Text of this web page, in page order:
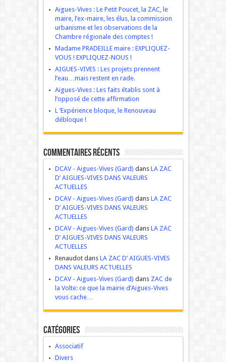
Aigues-Vives : Le Petit Poucet, la ZAC, le
maire, l’ex-maire, les élus, la commission
urbanisme et les observations de la
Chambre régionale des comptes !
Madame PRADEILLE maire : EXPLIQUEZ-
VOUS ! EXPLIQUEZ-NOUS !
AIGUES-VIVES : Les projets prennent
l’eau…mais restent en rade.
Aigues-Vives : Les faits établis sont à
l’opposé de cette affirmation
L ‘Expérience bloque, le Renouveau
débloque !
Commentaires récents
DCAV - Aigues-Vives (Gard) dans LA ZAC
D’ AIGUES-VIVES DANS VALEURS
ACTUELLES
DCAV - Aigues-Vives (Gard) dans LA ZAC
D’ AIGUES-VIVES DANS VALEURS
ACTUELLES
DCAV - Aigues-Vives (Gard) dans LA ZAC
D’ AIGUES-VIVES DANS VALEURS
ACTUELLES
Renaudot dans LA ZAC D’ AIGUES-VIVES
DANS VALEURS ACTUELLES
DCAV - Aigues-Vives (Gard) dans ZAC de
la Volte: ce que la mairie d’Aigues-Vives
vous cache…
Catégories
Associatif
Divers